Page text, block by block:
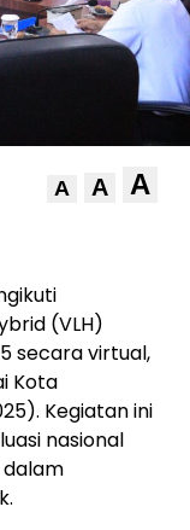
A A A
(VLH)
secara virtual,
Kota
Kegiatan ini
nasional